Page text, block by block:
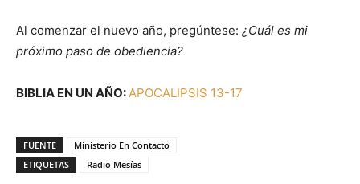
Al comenzar el nuevo año, pregúntese: ¿Cuál es mi
próximo paso de obediencia?
BIBLIA EN UN AÑO:APOCALIPSIS 13-17
FUENTE
Ministerio En Contacto
ETIQUETAS
Radio Mesías